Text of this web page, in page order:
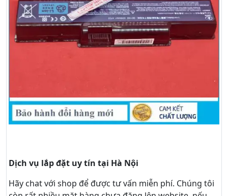
Dịch vụ lắp đặt uy tín tại Hà Nội
Hãy chatvới shop để được tư vấn miễn phí. Chúng tôi